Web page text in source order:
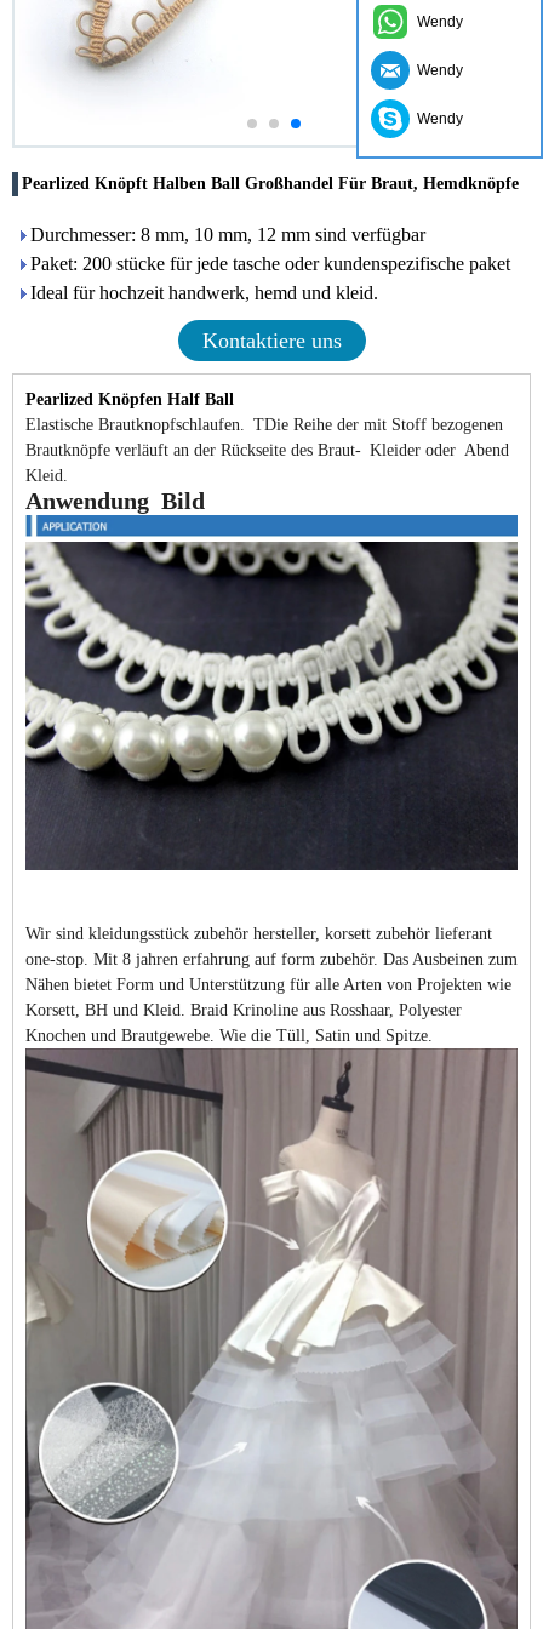
Pearlized Knöpft Halben Ball Großhandel Für Braut, Hemdknöpfe
Durchmesser: 8 mm, 10 mm, 12 mm sind verfügbar
Paket: 200 stücke für jede tasche oder kundenspezifische paket
Ideal für hochzeit handwerk, hemd und kleid.
Kontaktiere uns
Pearlized Knöpfen Half Ball
Elastische Brautknopfschlaufen. TDie Reihe der mit Stoff bezogenen
Brautknöpfe verläuft an der Rückseite des Braut- Kleider oder Abend
Kleid.
Anwendung Bild
Wir sind kleidungsstück zubehör hersteller, korsett zubehör lieferant
one-stop. Mit 8 jahren erfahrung auf form zubehör. Das Ausbeinen zum
Nähen bietet Form und Unterstützung für alle Arten von Projekten wie
Korsett, BH und Kleid. Braid Krinoline aus Rosshaar, Polyester
Knochen und Brautgewebe. Wie die Tüll, Satin und Spitze.
Wendy
Wendy
Wendy